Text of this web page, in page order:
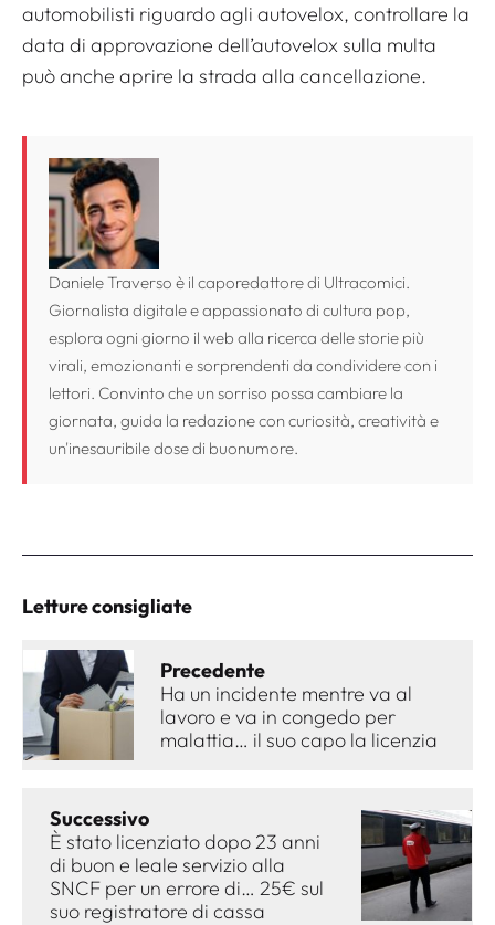
automobilisti riguardo agli autovelox, controllare la
data di approvazione dell’autovelox sulla multa
può anche aprire la strada alla cancellazione.
Daniele Traverso è il caporedattore di Ultracomici.
Giornalista digitale e appassionato di cultura pop,
esplora ogni giorno il web alla ricerca delle storie più
virali, emozionanti e sorprendenti da condividere con i
lettori. Convinto che un sorriso possa cambiare la
giornata, guida la redazione con curiosità, creatività e
un'inesauribile dose di buonumore.
Letture consigliate
Precedente
Ha un incidente mentre va al
lavoro e va in congedo per
malattia… il suo capo la licenzia
Successivo
È stato licenziato dopo 23 anni
di buon e leale servizio alla
SNCF per un errore di… 25€ sul
suo registratore di cassa